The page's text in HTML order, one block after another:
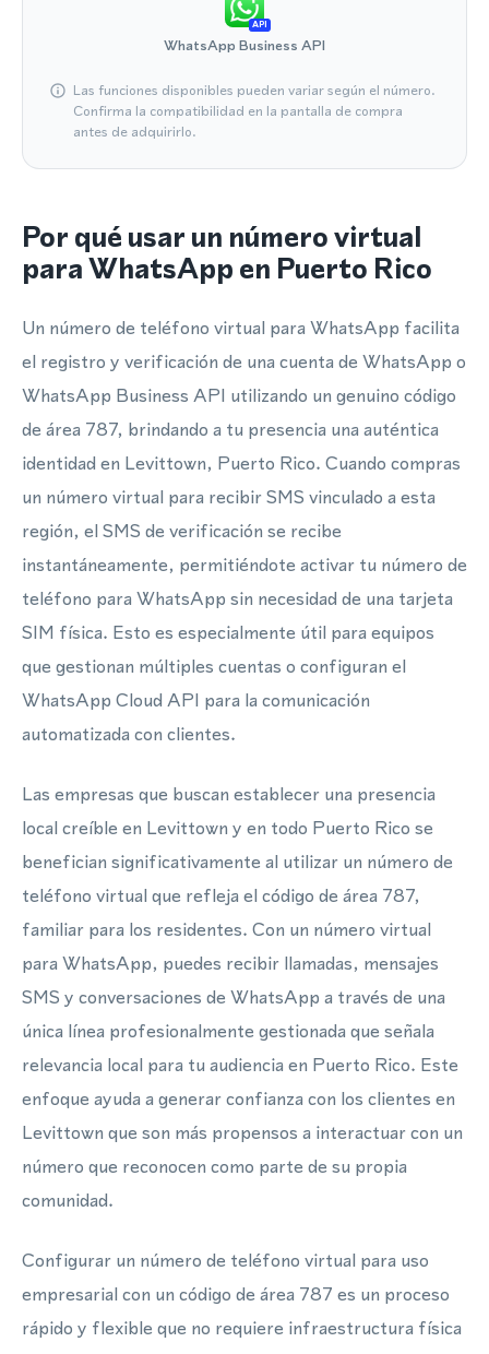
API
WhatsApp Business API
Las funciones disponibles pueden variar según el número.
Confirma la compatibilidad en la pantalla de compra
antes de adquirirlo.
Por qué usar un número virtual
para WhatsApp en Puerto Rico
Un número de teléfono virtual para WhatsApp facilita
el registro y verificación de una cuenta de WhatsApp o
WhatsApp Business API utilizando un genuino código
de área 787, brindando a tu presencia una auténtica
identidad en Levittown, Puerto Rico. Cuando compras
un número virtual para recibir SMS vinculado a esta
región, el SMS de verificación se recibe
instantáneamente, permitiéndote activar tu número de
teléfono para WhatsApp sin necesidad de una tarjeta
SIM física. Esto es especialmente útil para equipos
que gestionan múltiples cuentas o configuran el
WhatsApp Cloud API para la comunicación
automatizada con clientes.
Las empresas que buscan establecer una presencia
local creíble en Levittown y en todo Puerto Rico se
benefician significativamente al utilizar un número de
teléfono virtual que refleja el código de área 787,
familiar para los residentes. Con un número virtual
para WhatsApp, puedes recibir llamadas, mensajes
SMS y conversaciones de WhatsApp a través de una
única línea profesionalmente gestionada que señala
relevancia local para tu audiencia en Puerto Rico. Este
enfoque ayuda a generar confianza con los clientes en
Levittown que son más propensos a interactuar con un
número que reconocen como parte de su propia
comunidad.
Configurar un número de teléfono virtual para uso
empresarial con un código de área 787 es un proceso
rápido y flexible que no requiere infraestructura física